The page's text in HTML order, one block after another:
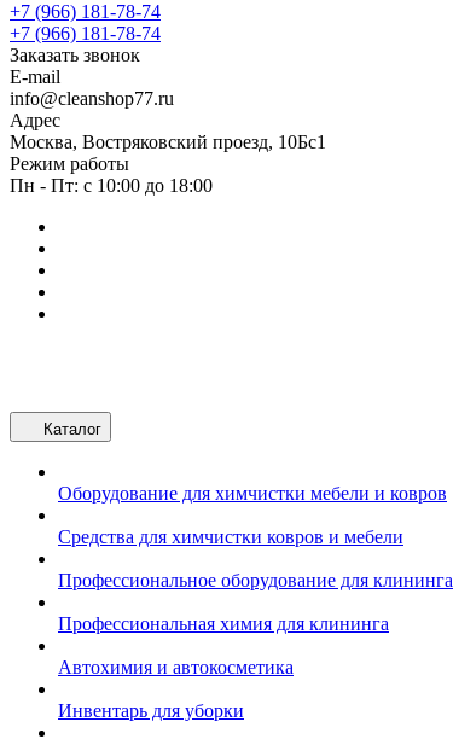
+7 (966) 181-78-74
+7 (966) 181-78-74
Заказать звонок
E-mail
info@cleanshop77.ru
Адрес
Москва, Востряковский проезд, 10Бс1
Режим работы
Пн - Пт: с 10:00 до 18:00
Каталог
Оборудование для химчистки мебели и ковров
Средства для химчистки ковров и мебели
Профессиональное оборудование для клининга
Профессиональная химия для клининга
Автохимия и автокосметика
Инвентарь для уборки